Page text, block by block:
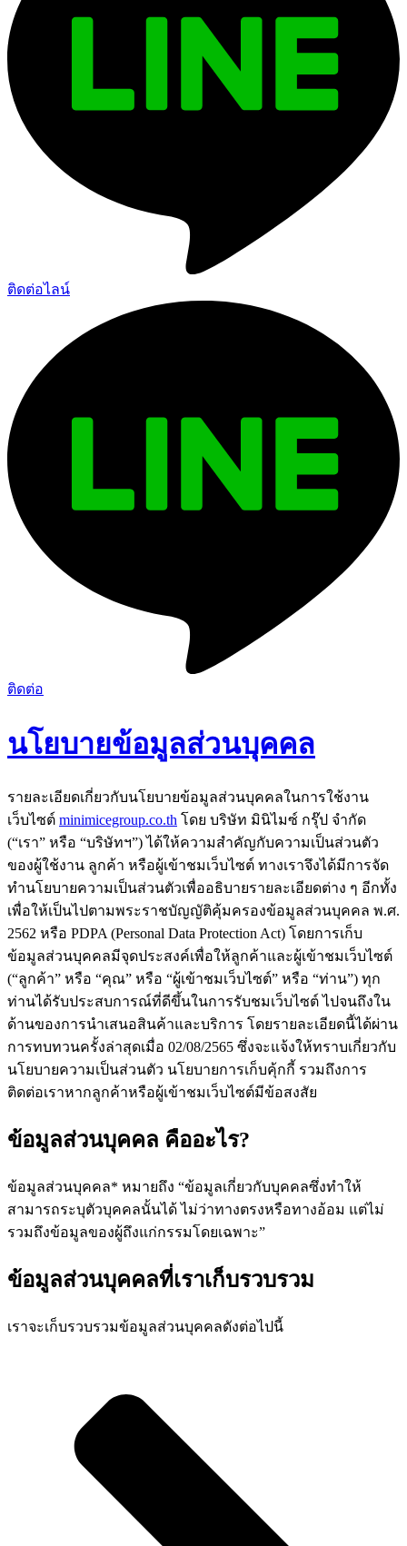
ติดต่อไลน์
ติดต่อ
นโยบายข้อมูลส่วนบุคคล
รายละเอียดเกี่ยวกับนโยบายข้อมูลส่วนบุคคลในการใช้งาน
เว็บไซต์ minimicegroup.co.th โดย บริษัท มินิไมซ์ กรุ๊ป จำกัด
(“เรา” หรือ “บริษัทฯ”) ได้ให้ความสำคัญกับความเป็นส่วนตัว
ของผู้ใช้งาน ลูกค้า หรือผู้เข้าชมเว็บไซต์ ทางเราจึงได้มีการจัด
ทำนโยบายความเป็นส่วนตัวเพื่ออธิบายรายละเอียดต่าง ๆ อีกทั้ง
เพื่อให้เป็นไปตามพระราชบัญญัติคุ้มครองข้อมูลส่วนบุคคล พ.ศ.
2562 หรือ PDPA (Personal Data Protection Act) โดยการเก็บ
ข้อมูลส่วนบุคคลมีจุดประสงค์เพื่อให้ลูกค้าและผู้เข้าชมเว็บไซต์
(“ลูกค้า” หรือ “คุณ” หรือ “ผู้เข้าชมเว็บไซต์” หรือ “ท่าน”) ทุก
ท่านได้รับประสบการณ์ที่ดีขึ้นในการรับชมเว็บไซต์ ไปจนถึงใน
ด้านของการนำเสนอสินค้าและบริการ โดยรายละเอียดนี้ได้ผ่าน
การทบทวนครั้งล่าสุดเมื่อ 02/08/2565 ซึ่งจะแจ้งให้ทราบเกี่ยวกับ
นโยบายความเป็นส่วนตัว นโยบายการเก็บคุ้กกี้ รวมถึงการ
ติดต่อเราหากลูกค้าหรือผู้เข้าชมเว็บไซต์มีข้อสงสัย
ข้อมูลส่วนบุคคล คืออะไร?
ข้อมูลส่วนบุคคล* หมายถึง “ข้อมูลเกี่ยวกับบุคคลซึ่งทำให้
สามารถระบุตัวบุคคลนั้นได้ ไม่ว่าทางตรงหรือทางอ้อม แต่ไม่
รวมถึงข้อมูลของผู้ถึงแก่กรรมโดยเฉพาะ”
ข้อมูลส่วนบุคคลที่เราเก็บรวบรวม
เราจะเก็บรวบรวมข้อมูลส่วนบุคคลดังต่อไปนี้